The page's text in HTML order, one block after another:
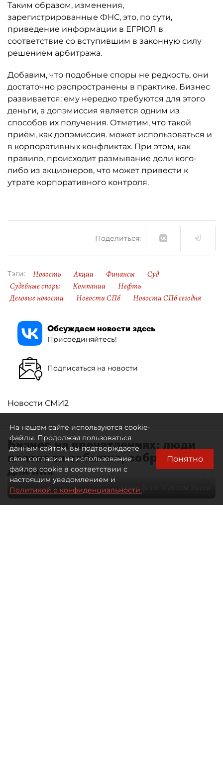
Таким образом, изменения,
зарегистрированные ФНС, это, по сути,
приведение информации в ЕГРЮЛ в
соответствие со вступившим в законную силу
решением арбитража.
Добавим, что подобные споры не редкость, они
достаточно распространены в практике. Бизнес
развивается: ему нередко требуются для этого
деньги, а допэмиссия является одним из
способов их получения. Отметим, что такой
приём, как допэмиссия. может использоваться и
в корпоративных конфликтах. При этом, как
правило, происходит размывание доли кого-
либо из акционеров, что может привести к
утрате корпоративного контроля.
Поделиться:
Тэги: Новость Акции Финансы
Суд
Судебные споры
Компании
Нефть
Деловые новости
Новости СПб Новости СПб сегодня
Обсуждаем новости здесь
Присоединяйтесь!
Подписаться на новости
Новости СМИ2
Бизнес на впечатлениях: люди
платят за событие, собранное
для них
Автор фото:
На нашем сайте используются cookie-
файлы. Продолжая пользоваться
данным сайтом, вы подтверждаете
свое согласие на использование
файлов cookie в соответствии с
настоящим уведомлением и
Политикой о конфиденциальности.
Понятно